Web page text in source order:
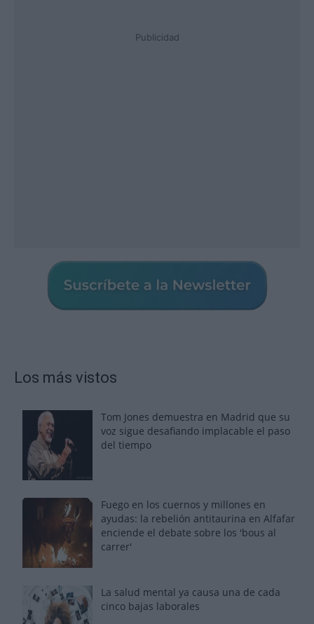
Publicidad
Los más vistos
Tom Jones demuestra en Madrid que su
voz sigue desafiando implacable el paso
del tiempo
Fuego en los cuernos y millones en
ayudas: la rebelión antitaurina en Alfafar
enciende el debate sobre los 'bous al
carrer'
La salud mental ya causa una de cada
cinco bajas laborales